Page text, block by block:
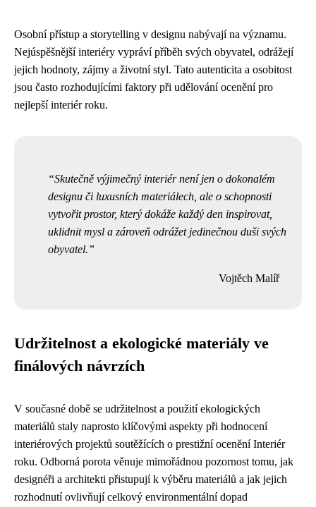
Osobní přístup a storytelling v designu nabývají na významu.
Nejúspěšnější interiéry vypráví příběh svých obyvatel, odrážejí
jejich hodnoty, zájmy a životní styl. Tato autenticita a osobitost
jsou často rozhodujícími faktory při udělování ocenění pro
nejlepší interiér roku.
Skutečně výjimečný interiér není jen o dokonalém
designu či luxusních materiálech, ale o schopnosti
vytvořit prostor, který dokáže každý den inspirovat,
uklidnit mysl a zároveň odrážet jedinečnou duši svých
obyvatel.
Vojtěch Malíř
Udržitelnost a ekologické materiály ve
finálových návrzích
V současné době se udržitelnost a použití ekologických
materiálů staly naprosto klíčovými aspekty při hodnocení
interiérových projektů soutěžících o prestižní ocenění Interiér
roku. Odborná porota věnuje mimořádnou pozornost tomu, jak
designéři a architekti přistupují k výběru materiálů a jak jejich
rozhodnutí ovlivňují celkový environmentální dopad